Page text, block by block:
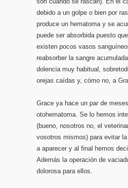
debido a un golpe o bien por
produce un hematoma y se
puede ser absorbida puesto
existen pocos vasos
reabsorber la sangre
dolencia muy habitual,
orejas caídas y, cómo no, a
Grace ya hace un par de
otohematoma. Se lo hemos
(bueno, nosotros no, el
vosotros mismos) para evitar
a aparecer y al final hemos
Además la operación de
dolorosa para ellos.